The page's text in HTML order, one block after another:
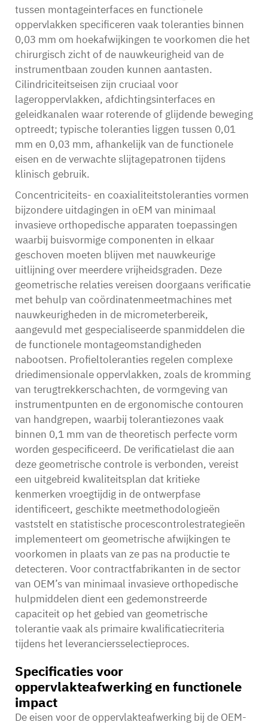
tussen montageinterfaces en functionele
oppervlakken specificeren vaak toleranties binnen
0,03 mm om hoekafwijkingen te voorkomen die het
chirurgisch zicht of de nauwkeurigheid van de
instrumentbaan zouden kunnen aantasten.
Cilindriciteitseisen zijn cruciaal voor
lageroppervlakken, afdichtingsinterfaces en
geleidkanalen waar roterende of glijdende beweging
optreedt; typische toleranties liggen tussen 0,01
mm en 0,03 mm, afhankelijk van de functionele
eisen en de verwachte slijtagepatronen tijdens
klinisch gebruik.
Concentriciteits- en coaxialiteitstoleranties vormen
bijzondere uitdagingen in oEM van minimaal
invasieve orthopedische apparaten toepassingen
waarbij buisvormige componenten in elkaar
geschoven moeten blijven met nauwkeurige
uitlijning over meerdere vrijheidsgraden. Deze
geometrische relaties vereisen doorgaans verificatie
met behulp van coördinatenmeetmachines met
nauwkeurigheden in de micrometerbereik,
aangevuld met gespecialiseerde spanmiddelen die
de functionele montageomstandigheden
nabootsen. Profieltoleranties regelen complexe
driedimensionale oppervlakken, zoals de kromming
van terugtrekkerschachten, de vormgeving van
instrumentpunten en de ergonomische contouren
van handgrepen, waarbij tolerantiezones vaak
binnen 0,1 mm van de theoretisch perfecte vorm
worden gespecificeerd. De verificatielast die aan
deze geometrische controle is verbonden, vereist
een uitgebreid kwaliteitsplan dat kritieke
kenmerken vroegtijdig in de ontwerpfase
identificeert, geschikte meetmethodologieën
vaststelt en statistische procescontrolestrategieën
implementeert om geometrische afwijkingen te
voorkomen in plaats van ze pas na productie te
detecteren. Voor contractfabrikanten in de sector
van OEM’s van minimaal invasieve orthopedische
hulpmiddelen dient een gedemonstreerde
capaciteit op het gebied van geometrische
tolerantie vaak als primaire kwalificatiecriteria
tijdens het leveranciersselectieproces.
Specificaties voor
oppervlakteafwerking en functionele
impact
De eisen voor de oppervlakteafwerking bij de OEM-